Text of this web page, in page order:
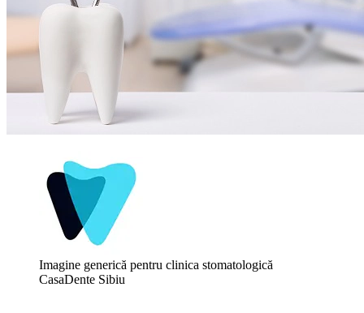
Imagine generică pentru clinica stomatologică
CasaDente Sibiu